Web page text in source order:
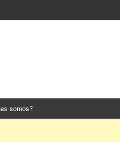
somos?